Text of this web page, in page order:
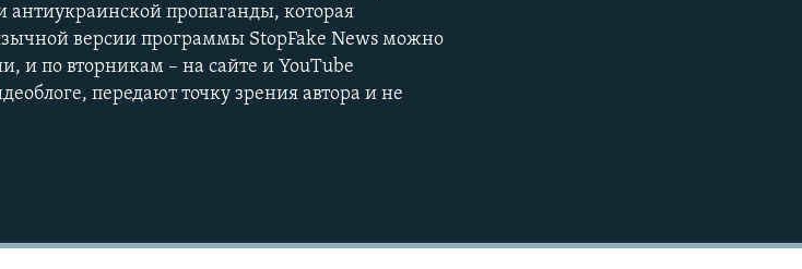
240p 360p
пропаганды, которая
версии программы StopFake News можно
и по вторникам – на сайте и YouTube
передают точку зрения автора и не